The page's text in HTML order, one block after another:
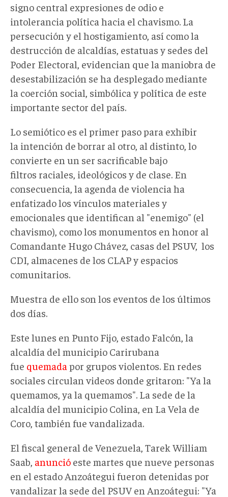
signo central expresiones de odio e
intolerancia política hacia el chavismo. La
persecución y el hostigamiento, así como la
destrucción de alcaldías, estatuas y sedes del
Poder Electoral, evidencian que la maniobra de
desestabilización se ha desplegado mediante
la coerción social, simbólica y política de este
importante sector del país.
Lo semiótico es el primer paso para exhibir
la intención de borrar al otro, al distinto, lo
convierte en un ser sacrificable bajo
filtros raciales, ideológicos y de clase. En
consecuencia, la agenda de violencia ha
enfatizado los vínculos materiales y
emocionales que identifican al "enemigo" (el
chavismo), como los monumentos en honor al
Comandante Hugo Chávez, casas del PSUV, los
CDI, almacenes de los CLAP y espacios
comunitarios.
Muestra de ello son los eventos de los últimos
dos días.
Este lunes en Punto Fijo, estado Falcón, la
alcaldía del municipio Carirubana
fue quemada por grupos violentos. En redes
sociales circulan videos donde gritaron: "Ya la
quemamos, ya la quemamos". La sede de la
alcaldía del municipio Colina, en La Vela de
Coro, también fue vandalizada.
El fiscal general de Venezuela, Tarek William
Saab, anunció este martes que nueve personas
en el estado Anzoátegui fueron detenidas por
vandalizar la sede del PSUV en Anzoátegui: "Ya